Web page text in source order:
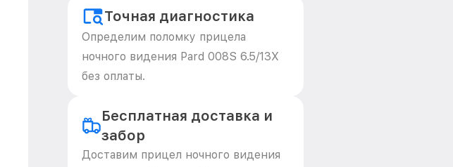
Точная диагностика
Определим поломку прицела
ночного видения Pard 008S 6.5/13X
без оплаты.
Бесплатная доставка и
забор
Доставим прицел ночного видения